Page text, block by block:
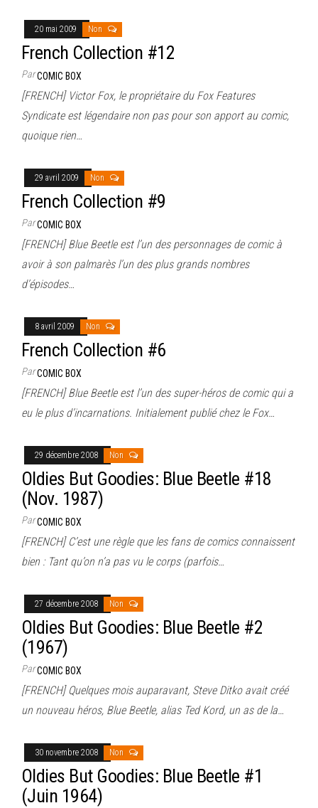
20 mai 2009 Non
French Collection #12
ParCOMIC BOX
[FRENCH] Victor Fox, le propriétaire du Fox Features
Syndicate est légendaire non pas pour son apport au comic,
quoique rien…
29 avril 2009 Non
French Collection #9
ParCOMIC BOX
[FRENCH] Blue Beetle est l’un des personnages de comic à
avoir à son palmarès l’un des plus grands nombres
d’épisodes…
8 avril 2009 Non
French Collection #6
ParCOMIC BOX
[FRENCH] Blue Beetle est l’un des super-héros de comic qui a
eu le plus d’incarnations. Initialement publié chez le Fox…
29 décembre 2008 Non
Oldies But Goodies: Blue Beetle #18
(Nov. 1987)
ParCOMIC BOX
[FRENCH] C’est une règle que les fans de comics connaissent
bien : Tant qu’on n’a pas vu le corps (parfois…
27 décembre 2008 Non
Oldies But Goodies: Blue Beetle #2
(1967)
ParCOMIC BOX
[FRENCH] Quelques mois auparavant, Steve Ditko avait créé
un nouveau héros, Blue Beetle, alias Ted Kord, un as de la…
30 novembre 2008 Non
Oldies But Goodies: Blue Beetle #1
(Juin 1964)